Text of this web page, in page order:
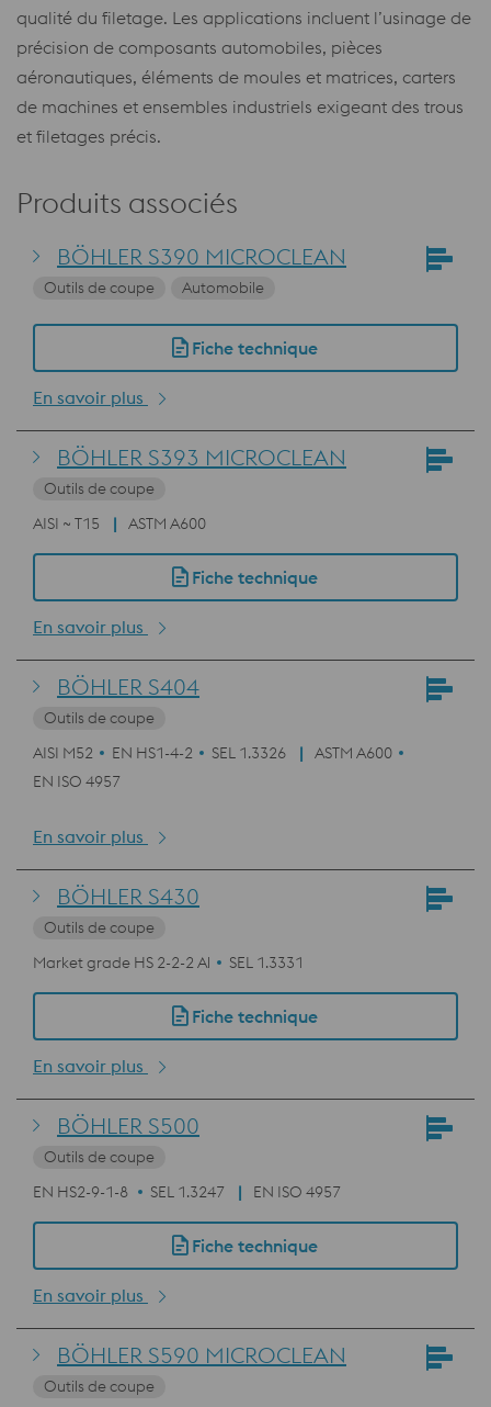
qualité du filetage. Les applications incluent l’usinage de
précision de composants automobiles, pièces
aéronautiques, éléments de moules et matrices, carters
de machines et ensembles industriels exigeant des trous
et filetages précis.
Produits associés
BÖHLER S390 MICROCLEAN
Outils de coupe Automobile
Fiche technique
En savoir plus
BÖHLER S393 MICROCLEAN
Outils de coupe
AISI ~ T15
ASTM A600
Fiche technique
En savoir plus
BÖHLER S404
Outils de coupe
AISI M52
EN HS1-4-2 SEL 1.3326
ASTM A600
EN ISO 4957
En savoir plus
BÖHLER S430
Outils de coupe
Market grade HS 2-2-2 Al
SEL 1.3331
Fiche technique
En savoir plus
BÖHLER S500
Outils de coupe
EN HS2-9-1-8
SEL 1.3247 EN ISO 4957
Fiche technique
En savoir plus
BÖHLER S590 MICROCLEAN
Outils de coupe